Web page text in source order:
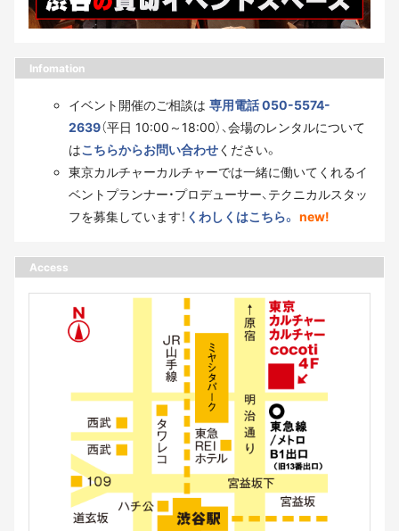
Infomation
イベント開催のご相談は 専用電話 050-5574-
2639（平日 10:00～18:00）、会場のレンタルについて
はこちらからお問い合わせください。
東京カルチャーカルチャーでは一緒に働いてくれるイ
ベントプランナー・プロデューサー、テクニカルスタッ
フを募集しています！ くわしくはこちら。 new!
Access